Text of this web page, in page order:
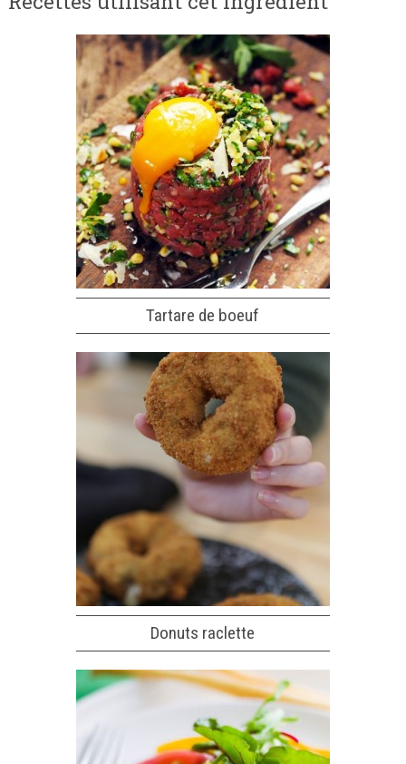
Tartare de boeuf
Donuts raclette